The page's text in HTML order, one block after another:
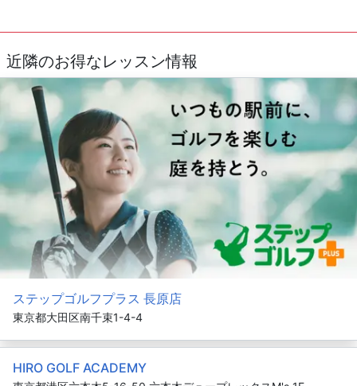
近隣のお得なレッスン情報
ステップゴルフプラス 長原店
東京都大田区南千束1-4-4
HIRO GOLF ACADEMY